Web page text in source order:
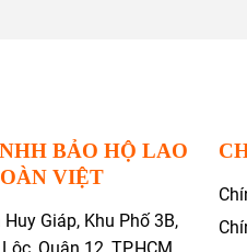
BẢO HỘ LAO
VIỆT
Giáp, Khu Phố 3B,